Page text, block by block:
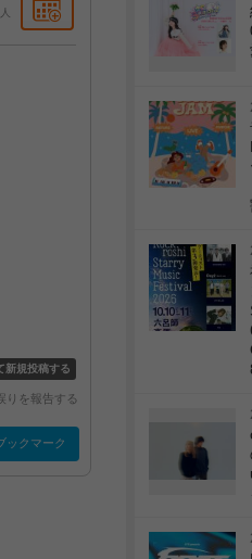
人
新規投稿する
りを報告する
ックマーク